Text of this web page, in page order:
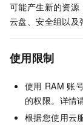
可能产生新的资源
云盘、安全组以及
使用限制
使用 RAM 账
的权限。详情
根据您使用云